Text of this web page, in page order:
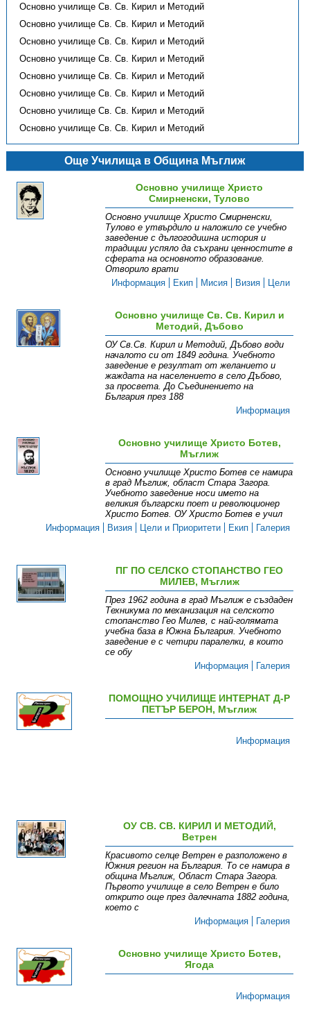
Основно училище Св. Св. Кирил и Методий
Основно училище Св. Св. Кирил и Методий
Основно училище Св. Св. Кирил и Методий
Основно училище Св. Св. Кирил и Методий
Основно училище Св. Св. Кирил и Методий
Основно училище Св. Св. Кирил и Методий
Основно училище Св. Св. Кирил и Методий
Основно училище Св. Св. Кирил и Методий
Още Училища в Община Мъглиж
Основно училище Христо
Смирненски, Тулово
Основно училище Христо Смирненски,
Тулово е утвърдило и наложило се учебно
заведение с дългогодишна история и
традиции успяло да съхрани ценностите в
сферата на основното образование.
Отворило врати
Информация
Екип Мисия Визия Цели
Основно училище Св. Св. Кирил и
Методий, Дъбово
ОУ Св.Св. Кирил и Методий, Дъбово води
началото си от 1849 година. Учебното
заведение е резултат от желанието и
жаждата на населението в село Дъбово,
за просвета. До Съединението на
България през 188
Информация
Основно училище Христо Ботев,
Мъглиж
Основно училище Христо Ботев се намира
в град Мъглиж, област Стара Загора.
Учебното заведение носи името на
великия български поет и революционер
Христо Ботев. ОУ Христо Ботев е учил
Информация
Визия Цели и Приоритети Екип Галерия
ПГ ПО СЕЛСКО СТОПАНСТВО ГЕО
МИЛЕВ, Мъглиж
През 1962 година в град Мъглиж е създаден
Техникума по механизация на селското
стопанство Гео Милев, с най-голямата
учебна база в Южна България. Учебното
заведение е с четири паралелки, в които
се обу
Информация
Галерия
ПОМОЩНО УЧИЛИЩЕ ИНТЕРНАТ Д-Р
ПЕТЪР БЕРОН, Мъглиж
Информация
ОУ СВ. СВ. КИРИЛ И МЕТОДИЙ,
Ветрен
Красивото селце Ветрен е разположено в
Южния регион на България. То се намира в
община Мъглиж, Област Стара Загора.
Първото училище в село Ветрен е било
открито още през далечната 1882 година,
което с
Информация
Галерия
Основно училище Христо Ботев,
Ягода
Информация